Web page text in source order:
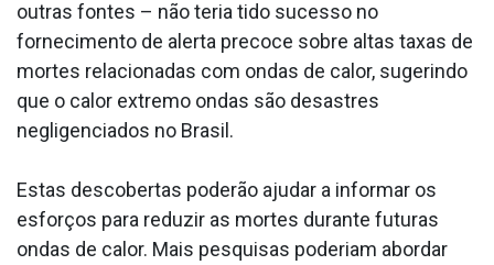
outras fontes – não teria tido sucesso no
fornecimento de alerta precoce sobre altas taxas de
mortes relacionadas com ondas de calor, sugerindo
que o calor extremo ondas são desastres
negligenciados no Brasil.
Estas descobertas poderão ajudar a informar os
esforços para reduzir as mortes durante futuras
ondas de calor. Mais pesquisas poderiam abordar